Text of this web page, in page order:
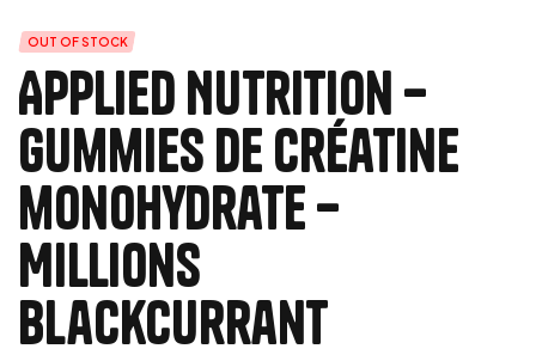
OUT OF STOCK
Applied Nutrition –
Gummies de créatine
monohydrate –
Millions
Blackcurrant